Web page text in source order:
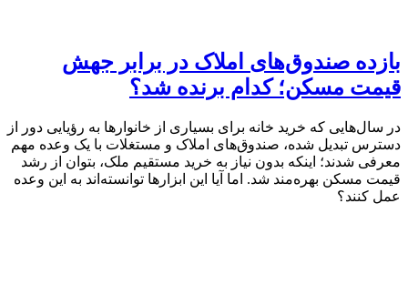
بازده صندوق‌های املاک در برابر جهش
قیمت مسکن؛ کدام برنده شد؟
در سال‌هایی که خرید خانه برای بسیاری از خانوارها به رؤیایی دور از
دسترس تبدیل شده، صندوق‌های املاک و مستغلات با یک وعده مهم
معرفی شدند؛ اینکه بدون نیاز به خرید مستقیم ملک، بتوان از رشد
قیمت مسکن بهره‌مند شد. اما آیا این ابزارها توانسته‌اند به این وعده
عمل کنند؟